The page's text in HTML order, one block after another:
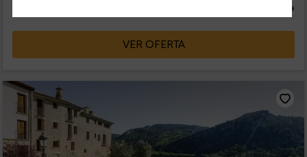
persona y noche
VER OFERTA